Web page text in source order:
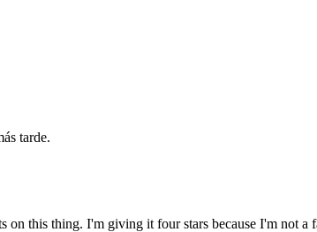
tarde.
this thing. I'm giving it four stars because I'm not